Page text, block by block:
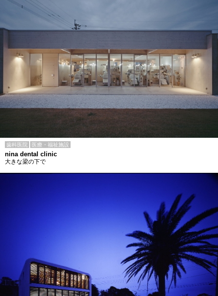
歯科医院 医療・福祉施設
nina dental clinic
大きな梁の下で